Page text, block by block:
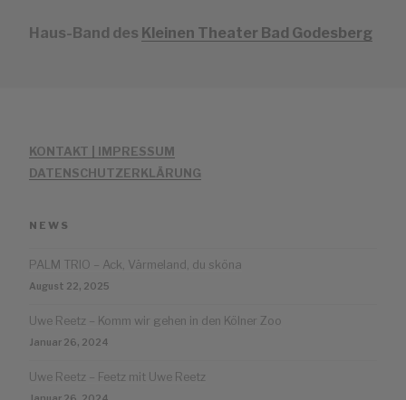
Haus-Band des Kleinen Theater Bad Godesberg
KONTAKT | IMPRESSUM
DATENSCHUTZERKLÄRUNG
NEWS
PALM TRIO – Ack, Värmeland, du sköna
August 22, 2025
Uwe Reetz – Komm wir gehen in den Kölner Zoo
Januar 26, 2024
Uwe Reetz – Feetz mit Uwe Reetz